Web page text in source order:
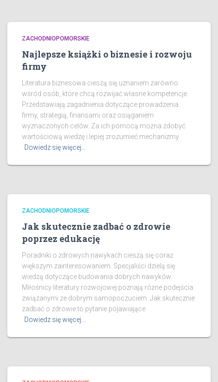
ZACHODNIOPOMORSKIE
Najlepsze książki o biznesie i rozwoju
firmy
Literatura biznesowa cieszą się uznaniem zarówno
wśród osób, które chcą rozwijać własne kompetencje.
Przedstawiają zagadnienia dotyczące prowadzenia
firmy, strategią, finansami oraz osiąganiem
wyznaczonych celów. Za ich pomocą można zdobyć
wartościową wiedzę i lepiej zrozumieć mechanizmy
Dowiedz się więcej…
ZACHODNIOPOMORSKIE
Jak skutecznie zadbać o zdrowie
poprzez edukację
Poradniki o zdrowych nawykach cieszą się coraz
większym zainteresowaniem. Specjaliści dzielą się
wiedzą dotyczące budowania dobrych nawyków.
Miłośnicy literatury rozwojowej poznają różne podejścia
związanymi ze dobrym samopoczuciem. Jak skutecznie
zadbać o zdrowie to pytanie pojawiające
Dowiedz się więcej…